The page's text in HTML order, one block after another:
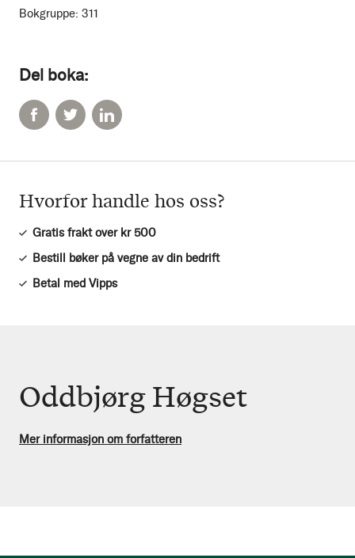
Del boka:
Bokgruppe: 311
Hvorfor handle hos oss?
Gratis frakt over kr 500
Bestill bøker på vegne av din bedrift
Betal med Vipps
Oddbjørg Høgset
Mer informasjon om forfatteren